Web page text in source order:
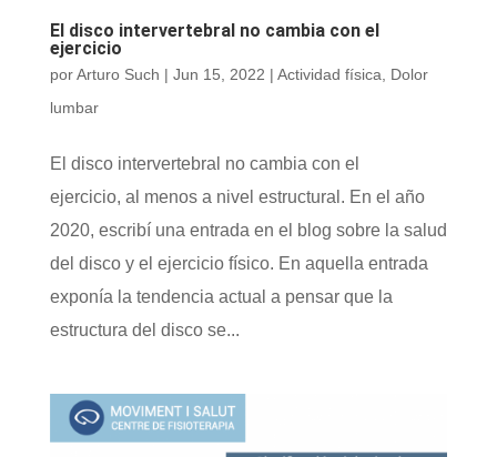
El disco intervertebral no cambia con el
ejercicio
porArturo Such | Jun 15, 2022 | Actividad física
Dolor
lumbar
El disco intervertebral no cambia con el
ejercicio, al menos a nivel estructural. En el año
2020, escribí una entrada en el blog sobre la salud
del disco y el ejercicio físico. En aquella entrada
exponía la tendencia actual a pensar que la
estructura del disco se...